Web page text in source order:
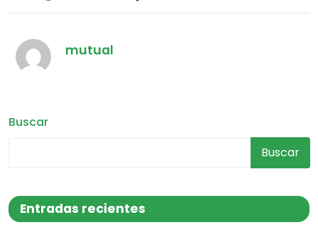
Buscar
Buscar
Entradas recientes
mutual